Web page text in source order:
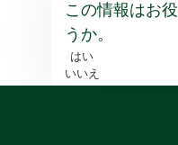
この情報はお
うか。
はい
いいえ